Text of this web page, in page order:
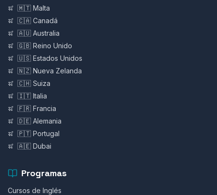
🇲🇹 Malta
🇨🇦 Canadá
🇦🇺 Australia
🇬🇧 Reino Unido
🇺🇸 Estados Unidos
🇳🇿 Nueva Zelanda
🇨🇭 Suiza
🇮🇹 Italia
🇫🇷 Francia
🇩🇪 Alemania
🇵🇹 Portugal
🇦🇪 Dubai
Programas
Cursos de Inglés